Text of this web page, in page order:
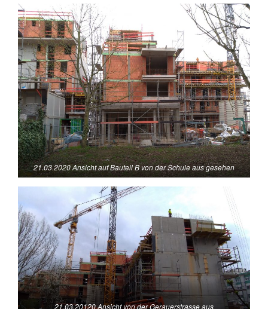
21.03.2020 Ansicht auf Bauteil B von der Schule aus gesehen
21.03.20120 Ansicht von der Gerauerstrasse aus